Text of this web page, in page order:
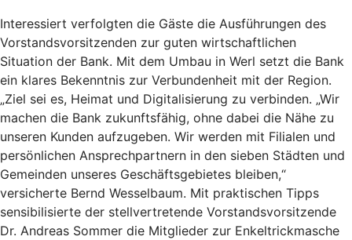
Interessiert verfolgten die Gäste die Ausführungen des
Vorstandsvorsitzenden zur guten wirtschaftlichen
Situation der Bank. Mit dem Umbau in Werl setzt die Bank
ein klares Bekenntnis zur Verbundenheit mit der Region.
„Ziel sei es, Heimat und Digitalisierung zu verbinden. „Wir
machen die Bank zukunftsfähig, ohne dabei die Nähe zu
unseren Kunden aufzugeben. Wir werden mit Filialen und
persönlichen Ansprechpartnern in den sieben Städten und
Gemeinden unseres Geschäftsgebietes bleiben,“
versicherte Bernd Wesselbaum. Mit praktischen Tipps
sensibilisierte der stellvertretende Vorstandsvorsitzende
Dr. Andreas Sommer die Mitglieder zur Enkeltrickmasche